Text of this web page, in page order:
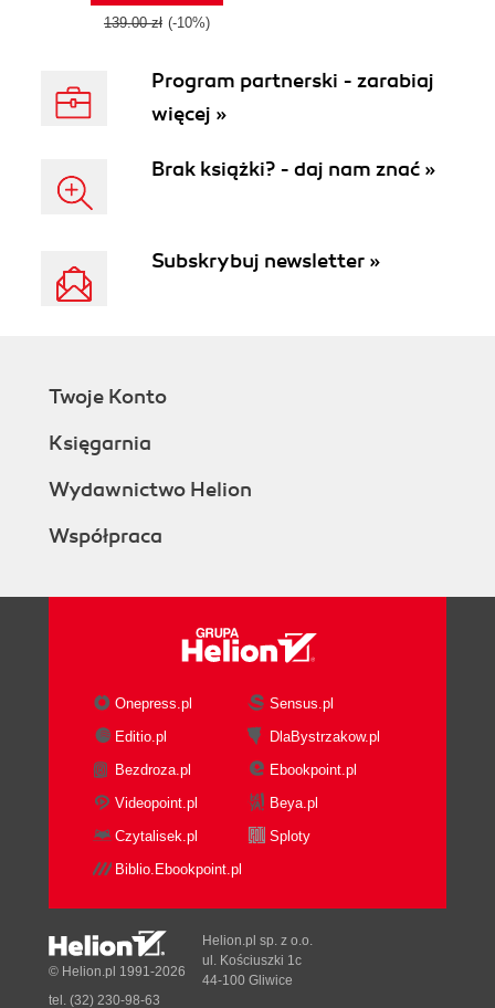
139.00 zł (-10%)
Program partnerski - zarabiaj
więcej »
Brak książki? - daj nam znać »
Subskrybuj newsletter »
Twoje Konto
Księgarnia
Wydawnictwo Helion
Współpraca
Onepress.pl
Sensus.pl
Editio.pl
DlaBystrzakow.pl
Bezdroza.pl
Ebookpoint.pl
Videopoint.pl
Beya.pl
Czytalisek.pl
Sploty
Biblio.Ebookpoint.pl
© Helion.pl 1991-2026
Helion.pl sp. z o.o.
ul. Kościuszki 1c
44-100 Gliwice
tel. (32) 230-98-63